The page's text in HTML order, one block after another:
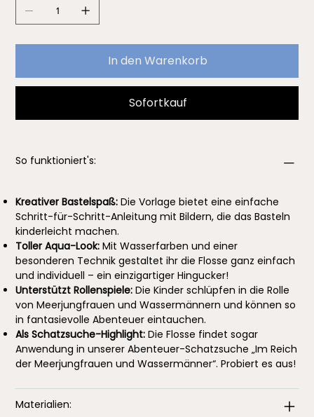
In den Warenkorb
Sofortkauf
So funktioniert's:
Kreativer Bastelspaß:Die Vorlage bietet eine einfache
Schritt-für-Schritt-Anleitung mit Bildern, die das Basteln
kinderleicht machen.
Toller Aqua-Look: Mit Wasserfarben und einer
besonderen Technik gestaltet ihr die Flosse ganz einfach
und individuell – ein einzigartiger Hingucker!
Unterstützt Rollenspiele:Die Kinder schlüpfen in die Rolle
von Meerjungfrauen und Wassermännern und können so
in fantasievolle Abenteuer eintauchen.
Als Schatzsuche-Highlight: Die Flosse findet sogar
Anwendung in unserer Abenteuer-Schatzsuche „Im Reich
der Meerjungfrauen und Wassermänner“. Probiert es aus!
Materialien: